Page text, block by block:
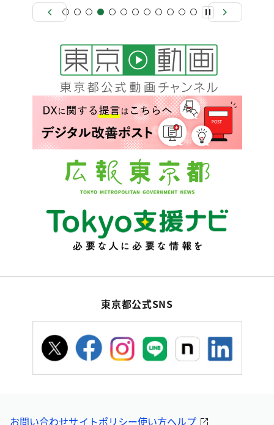
東京都公式SNS
お問い合わせサイトポリシー使い方ヘルプ